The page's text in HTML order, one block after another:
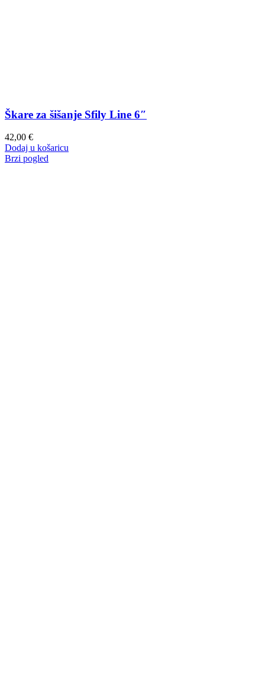
Škare za šišanje Sfily Line 6″
42,00 €
Dodaj u košaricu
Brzi pogled